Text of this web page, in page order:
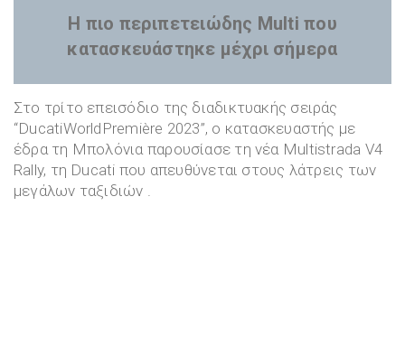
H πιο περιπετειώδης Multi που
κατασκευάστηκε μέχρι σήμερα
Στο τρίτο επεισόδιο της διαδικτυακής σειράς
“DucatiWorldPremière 2023”, ο κατασκευαστής με
έδρα τη Μπολόνια παρουσίασε τη νέα Multistrada V4
Rally, τη Ducati που απευθύνεται στους λάτρεις των
μεγάλων ταξιδιών .